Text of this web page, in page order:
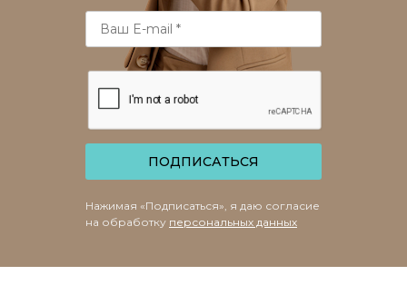
ПОДПИСАТЬСЯ
Нажимая «Подписаться», я даю согласие
на обработку персональных данных